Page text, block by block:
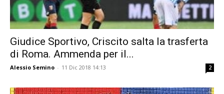
Giudice Sportivo, Criscito salta la trasferta
di Roma. Ammenda per il...
Alessio Semino - 11 Dic 2018 14:13 2